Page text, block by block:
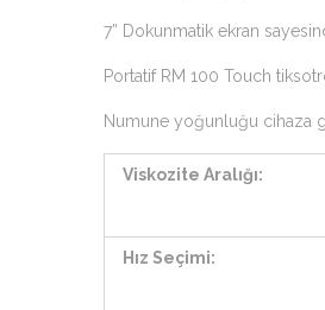
7” Dokunmatik ekran
Portatif RM 100 Touch
Numune yoğunluğu cihaza
Viskozite Aralığı:
Hız Seçimi: